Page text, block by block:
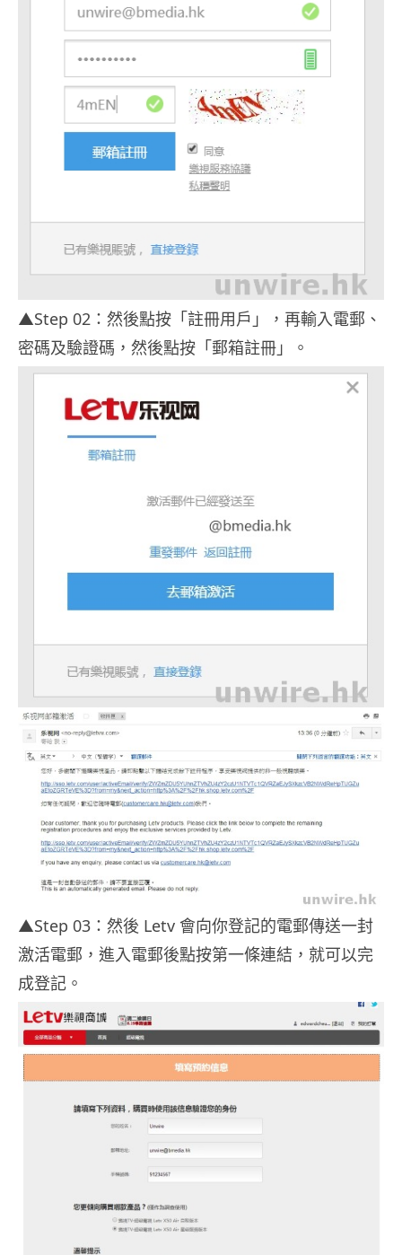
▲Step 02：然後點按「註冊用戶」，再輸入電郵、
密碼及驗證碼，然後點按「郵箱註冊」。
▲Step 03：然後 Letv 會向你登記的電郵傳送一封
激活電郵，進入電郵後點按第一條連結，就可以完
成登記。